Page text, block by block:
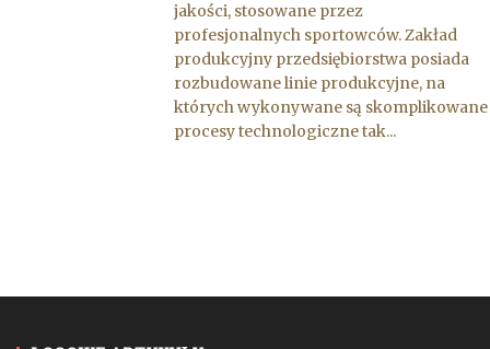
jakości, stosowane przez
profesjonalnych sportowców. Zakład
produkcyjny przedsiębiorstwa posiada
rozbudowane linie produkcyjne, na
których wykonywane są skomplikowane
procesy technologiczne tak...